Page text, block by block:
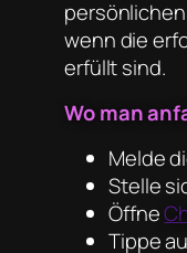
wenn die
erfüllt sind.
Wo man
Melde
Stelle
Öffne
Tippe